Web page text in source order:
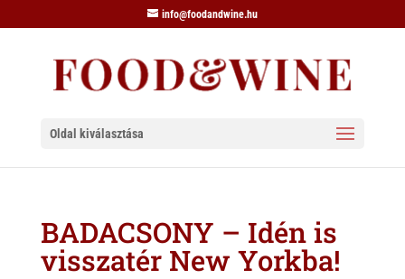
info@foodandwine.hu
Oldal kiválasztása
BADACSONY – Idén is
visszatér New Yorkba!